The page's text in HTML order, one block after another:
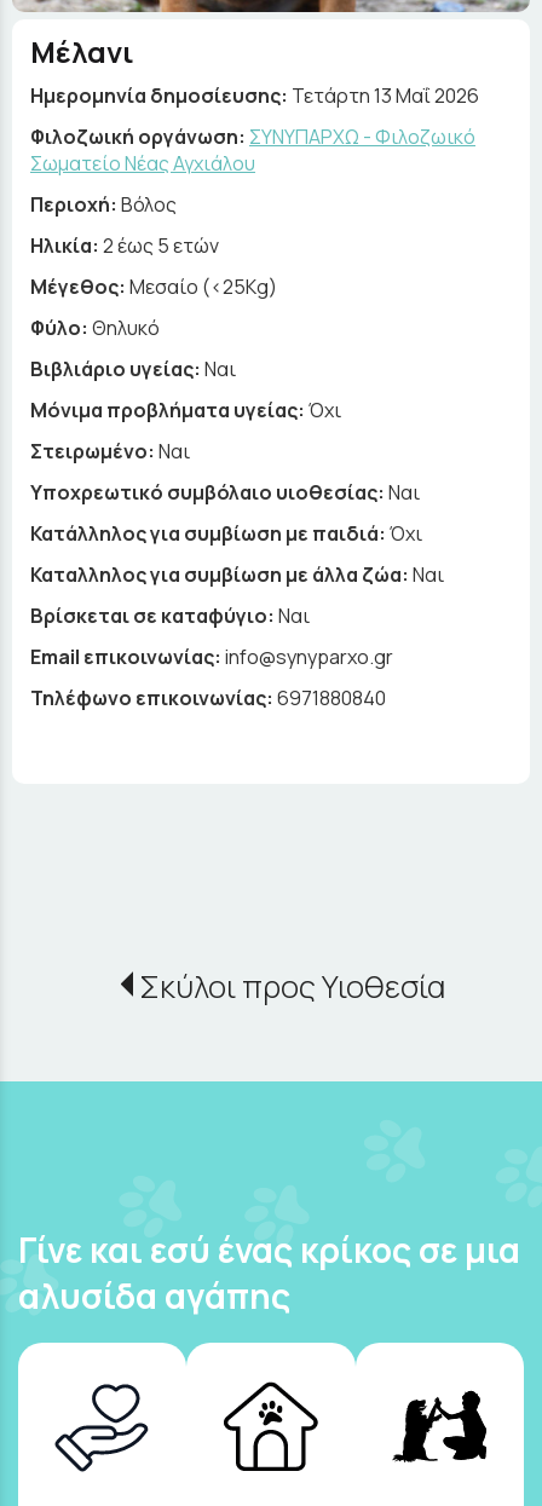
Μέλανι
Ημερομηνία δημοσίευσης: Τετάρτη 13 Μαΐ 2026
Φιλοζωική οργάνωση: ΣΥΝΥΠΑΡΧΩ - Φιλοζωικό
Σωματείο Νέας Αγχιάλου
Περιοχή: Βόλος
Ηλικία: 2 έως 5 ετών
Μέγεθος: Μεσαίο (<25Kg)
Φύλο: Θηλυκό
Βιβλιάριο υγείας: Ναι
Μόνιμα προβλήματα υγείας: Όχι
Στειρωμένο: Ναι
Υποχρεωτικό συμβόλαιο υιοθεσίας: Ναι
Κατάλληλος για συμβίωση με παιδιά: Όχι
Καταλληλος για συμβίωση με άλλα ζώα: Ναι
Βρίσκεται σε καταφύγιο: Ναι
Email επικοινωνίας: info@synyparxo.gr
Τηλέφωνο επικοινωνίας: 6971880840
Σκύλοι προς Υιοθεσία
Γίνε και εσύ ένας κρίκος σε μια
αλυσίδα αγάπης